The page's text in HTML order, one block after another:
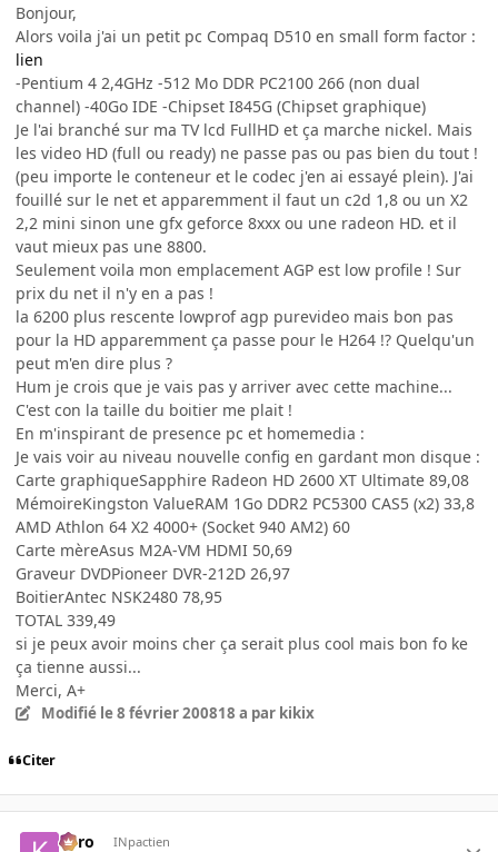
Bonjour,
Alors voila j'ai un petit pc Compaq D510 en small form factor :
lien
-Pentium 4 2,4GHz -512 Mo DDR PC2100 266 (non dual
channel) -40Go IDE -Chipset I845G (Chipset graphique)
Je l'ai branché sur ma TV lcd FullHD et ça marche nickel. Mais
les video HD (full ou ready) ne passe pas ou pas bien du tout !
(peu importe le conteneur et le codec j'en ai essayé plein). J'ai
fouillé sur le net et apparemment il faut un c2d 1,8 ou un X2
2,2 mini sinon une gfx geforce 8xxx ou une radeon HD. et il
vaut mieux pas une 8800.
Seulement voila mon emplacement AGP est low profile ! Sur
prix du net il n'y en a pas !
la 6200 plus rescente lowprof agp purevideo mais bon pas
pour la HD apparemment ça passe pour le H264 !? Quelqu'un
peut m'en dire plus ?
Hum je crois que je vais pas y arriver avec cette machine...
C'est con la taille du boitier me plait !
En m'inspirant de presence pc et homemedia :
Je vais voir au niveau nouvelle config en gardant mon disque :
Carte graphiqueSapphire Radeon HD 2600 XT Ultimate 89,08
MémoireKingston ValueRAM 1Go DDR2 PC5300 CAS5 (x2) 33,8
AMD Athlon 64 X2 4000+ (Socket 940 AM2) 60
Carte mèreAsus M2A-VM HDMI 50,69
Graveur DVDPioneer DVR-212D 26,97
BoitierAntec NSK2480 78,95
TOTAL 339,49
si je peux avoir moins cher ça serait plus cool mais bon fo ke
ça tienne aussi...
Merci, A+
Modifié le 8 février 200818 a par kikix
Citer
kyro INpactien